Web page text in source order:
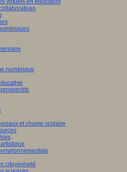
virtuels en éducation
numérique
et champ scolaire
citoyenneté